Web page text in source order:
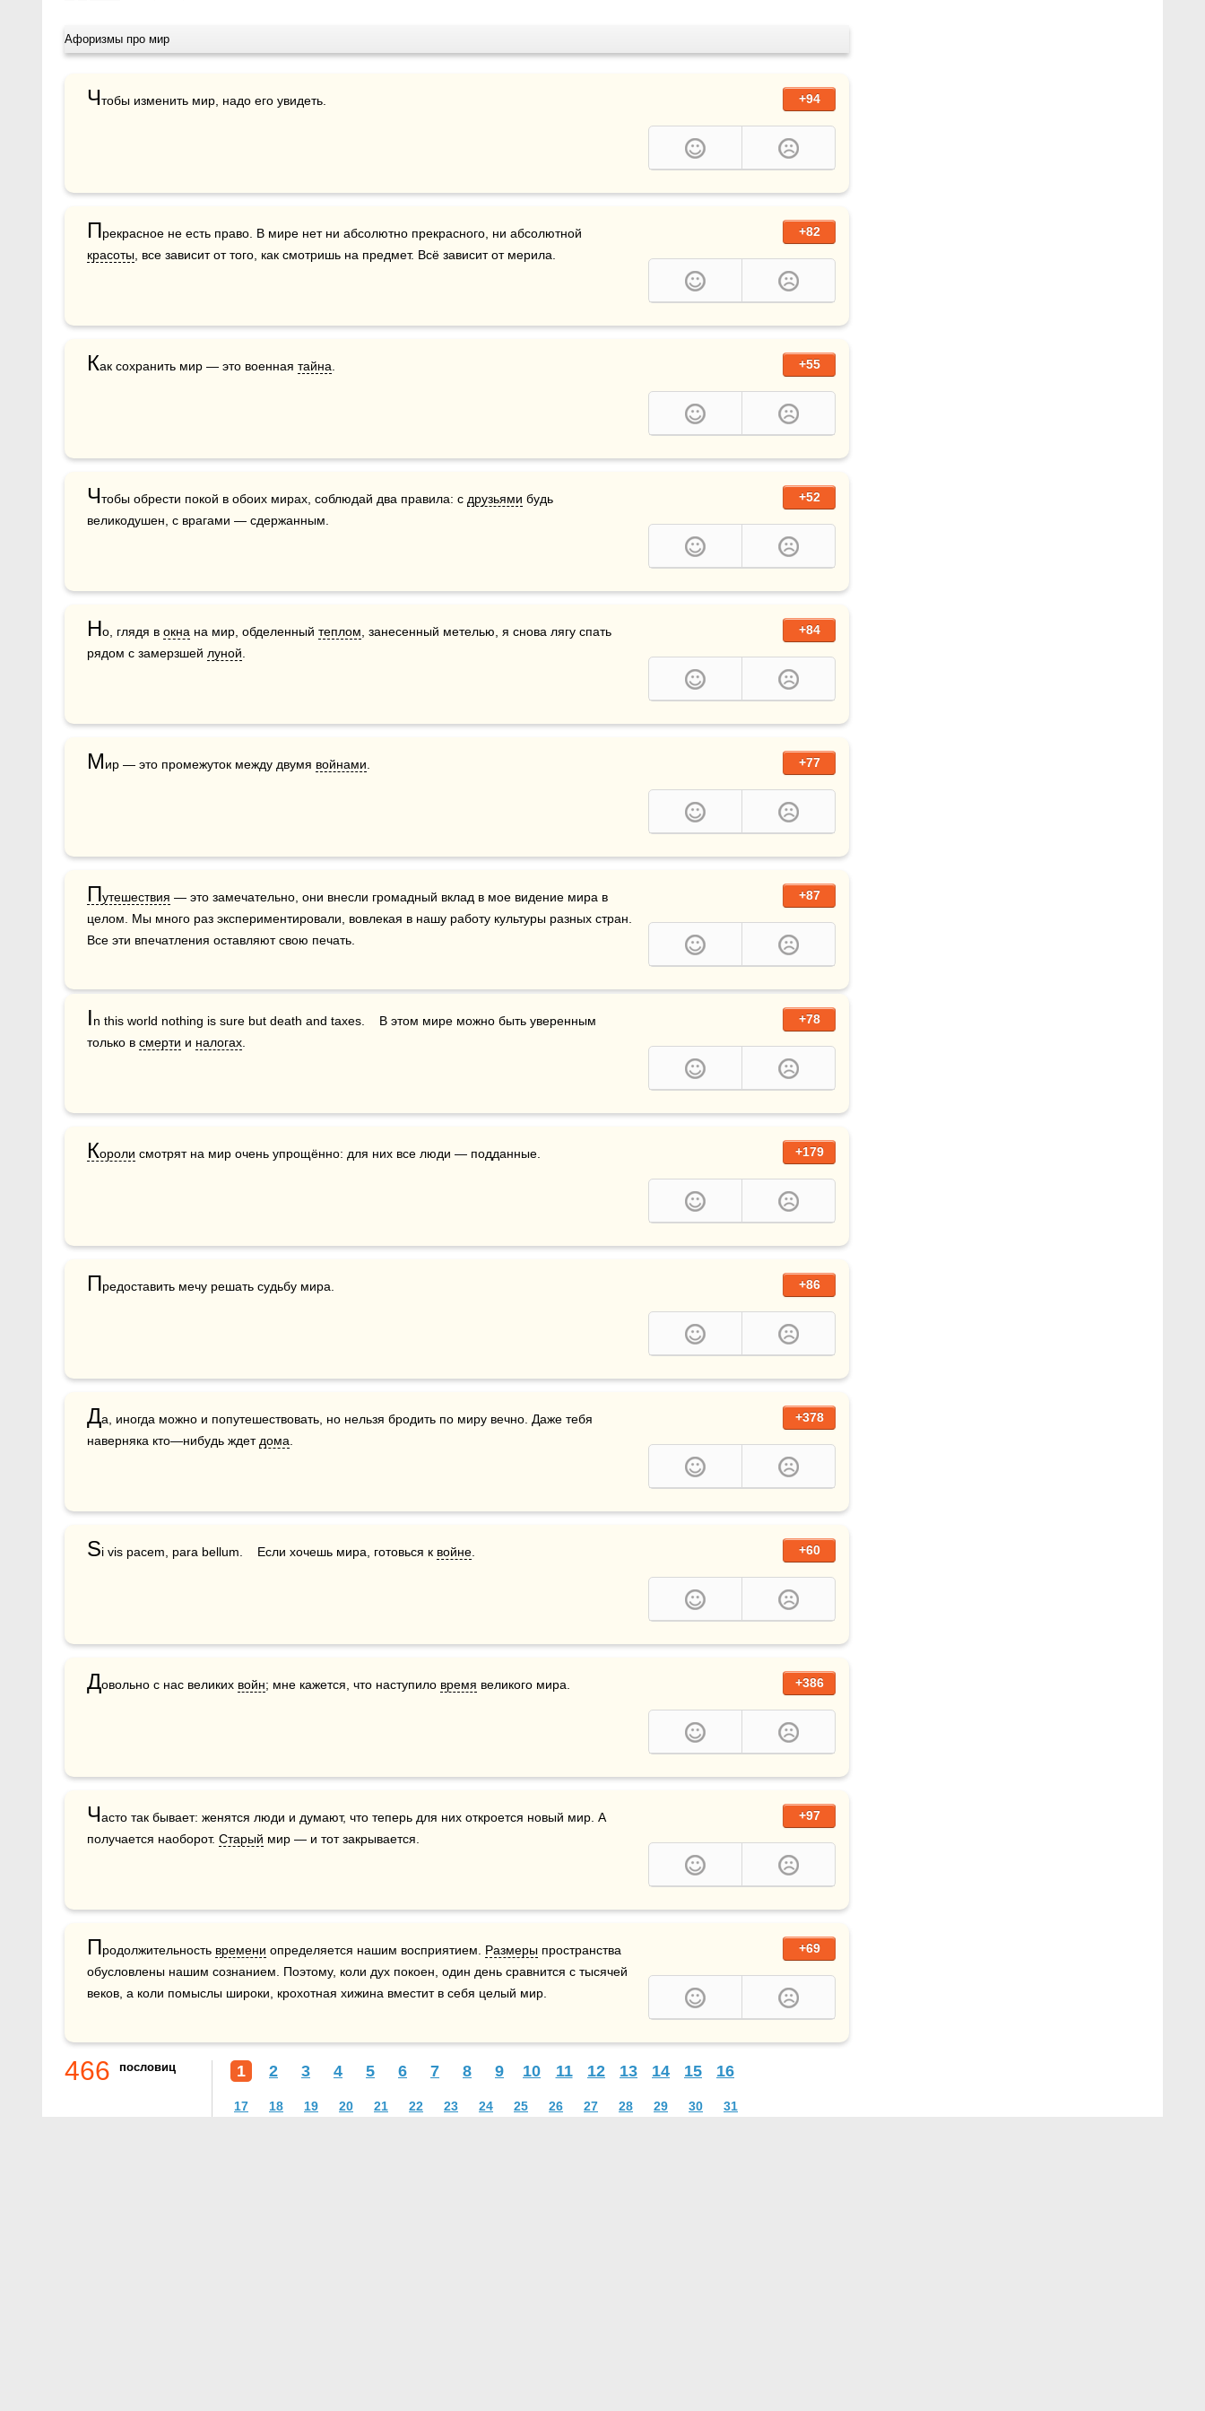
Афоризмы про мир
+94
Чтобы изменить мир, надо его увидеть.
+82
П
красоты , все зависит от того, как смотришь на предмет. Всё зависит от мерила.
+55
Как сохранить мир — это военная тайна
+52
Чтобы обрести покой в обоих мирах, соблюдай два правила: с друзьями будь
великодушен, с врагами — сдержанным.
+84
Но, глядя в окна на мир, обделенный теплом , занесенный метелью, я снова лягу спать
рядом с замерзшей луной
+77
Мир — это промежуток между двумя войнами
+87
Путешествия — это замечательно, они внесли громадный вклад в мое видение мира в
целом. Мы много раз экспериментировали, вовлекая в нашу работу культуры разных стран.
Все эти впечатления оставляют свою печать.
+78
In this world nothing is sure but death and taxes.    В этом мире можно быть уверенным
только в смерти и налогах
+179
Короли смотрят на мир очень упрощённо: для них все люди — подданные.
+86
Предоставить мечу решать судьбу мира.
+378
Да, иногда можно и попутешествовать, но нельзя бродить по миру вечно. Даже тебя
наверняка кто—нибудь ждет дома
+60
Si vis pacem, para bellum.    Если хочешь мира, готовься к войне
+386
Довольно с нас великих войн; мне кажется, что наступило время великого мира.
+97
Часто так бывает: женятся люди и думают, что теперь для них откроется новый мир. А
получается наоборот. Старый мир — и тот закрывается.
+69
Продолжительность времени определяется нашим восприятием. Размеры пространства
обусловлены нашим сознанием. Поэтому, коли дух покоен, один день сравнится с тысячей
веков, а коли помыслы широки, крохотная хижина вместит в себя целый мир.
466 пословиц 1 2 3 4 5 6 7 8 9 10 11 12 13 14 15 16
17 18 19 20 21 22 23 24 25 26 27 28 29 30 31